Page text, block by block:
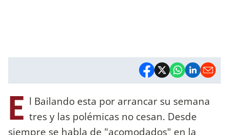
E l Bailando esta por arrancar su semana
tres y las polémicas no cesan. Desde
siempre se habla de "acomodados" en la